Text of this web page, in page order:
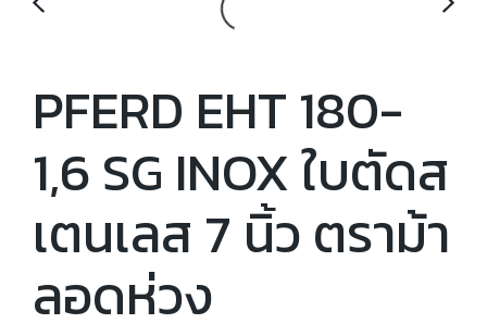
PFERD EHT 180-
1,6 SG INOX ใบตัดส
เตนเลส 7 นิ้ว ตราม้า
ลอดห่วง